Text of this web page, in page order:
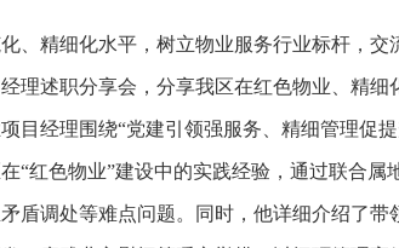
、精细化水平，树立物业服务行业标杆，
理述职分享会，分享我区在红色物业、精细
目经理围绕“党建引领强服务、精细管理促
“红色物业”建设中的实践经验，通过联合
盾调处等难点问题。同时，他详细介绍了